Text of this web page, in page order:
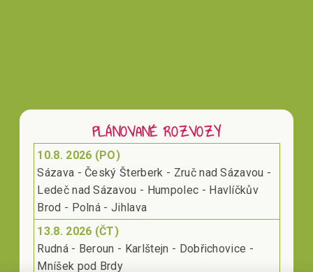
PLÁNOVANÉ ROZVOZY
10.8. 2026 (PO)
Sázava - Český Šterberk - Zruč nad Sázavou -
Ledeč nad Sázavou - Humpolec - Havlíčkův
Brod - Polná - Jihlava
13.8. 2026 (ČT)
Rudná - Beroun - Karlštejn - Dobřichovice -
Mníšek pod Brdy